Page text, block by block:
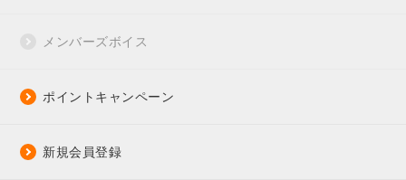
メンバーズボイス
ポイントキャンペーン
新規会員登録